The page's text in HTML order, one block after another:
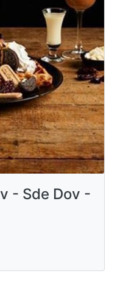
- Sde Dov -